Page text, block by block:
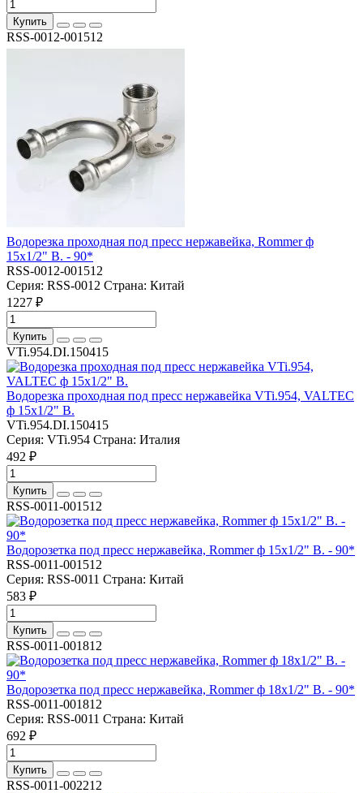
Купить
RSS-0012-001512
Водорезка проходная под пресс нержавейка, Rommer ф
15х1/2" В. - 90*
RSS-0012-001512
Серия: RSS-0012 Страна: Китай
1227 ₽
Купить
VTi.954.DI.150415
Водорезка проходная под пресс нержавейка VTi.954, VALTEC
ф 15х1/2" В.
VTi.954.DI.150415
Серия: VTi.954 Страна: Италия
492 ₽
Купить
RSS-0011-001512
Водорозетка под пресс нержавейка, Rommer ф 15х1/2" В. - 90*
RSS-0011-001512
Серия: RSS-0011 Страна: Китай
583 ₽
Купить
RSS-0011-001812
Водорозетка под пресс нержавейка, Rommer ф 18х1/2" В. - 90*
RSS-0011-001812
Серия: RSS-0011 Страна: Китай
692 ₽
Купить
RSS-0011-002212